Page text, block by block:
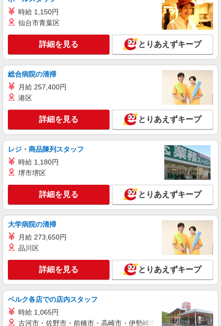
時給 1,150円
仙台市青葉区
詳細を見る とりあえずキープ
総合病院の清掃
月給 257,400円
港区
詳細を見る とりあえずキープ
レジ・商品陳列スタッフ
時給 1,180円
堺市堺区
詳細を見る とりあえずキープ
大学病院の清掃
月給 273,650円
品川区
詳細を見る とりあえずキープ
ベルク各店での店内スタッフ
時給 1,065円
古河市・佐野市・前橋市・高崎市・伊勢崎市・太田市・館林市